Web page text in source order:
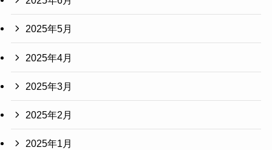
2025年5月
2025年4月
2025年3月
2025年2月
2025年1月